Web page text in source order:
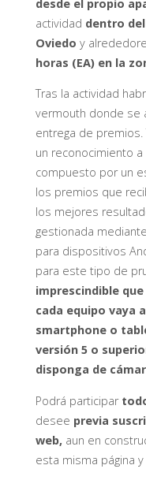
desde el propio
actividad dentro
Oviedo y
horas (EA) en la
Tras la actividad
vermouth donde se
entrega de
un reconocimiento
compuesto por un
los premios que
los mejores
gestionada
para dispositivos
para este tipo de
imprescindible
cada equipo vaya
smartphone o
versión 5 o
disponga de
Podrá participar
desee previa
web, aun en
esta misma página